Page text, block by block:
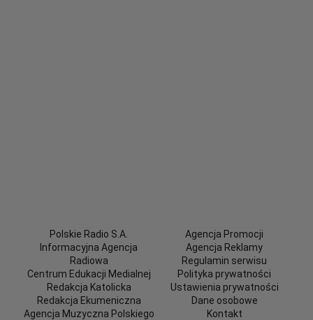
Polskie Radio S.A.
Informacyjna Agencja
Radiowa
Centrum Edukacji Medialnej
Redakcja Katolicka
Redakcja Ekumeniczna
Agencja Muzyczna Polskiego
Agencja Promocji
Agencja Reklamy
Regulamin serwisu
Polityka prywatności
Ustawienia prywatności
Dane osobowe
Kontakt